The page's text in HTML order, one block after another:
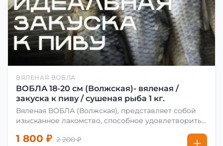
ВЯЛЕНАЯ ВОБЛА
ВОБЛА 18-20 см (Волжская)- вяленая /
закуска к пиву / сушеная рыба 1 кг.
Вяленая ВОБЛА (Волжская), представляет собой
изысканное лакомство, способное удовлетворить
сделать вяленую воблу, её сначала хорошо солят.
1 800 ₽ 2 200 ₽